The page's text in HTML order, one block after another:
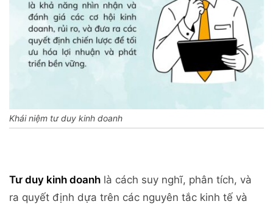
Khái niệm tư duy kinh doanh
Tư duy kinh doanh là cách suy nghĩ, phân tích, và
ra quyết định dựa trên các nguyên tắc kinh tế và